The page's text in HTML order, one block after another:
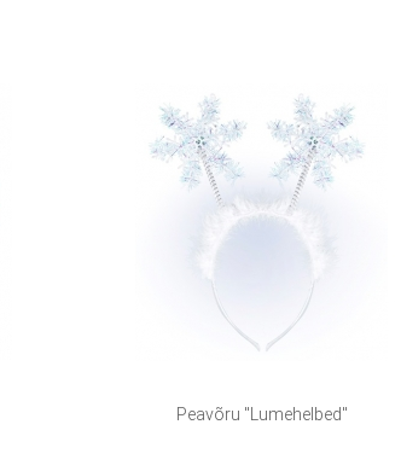
Peavõru "Lumehelbed"